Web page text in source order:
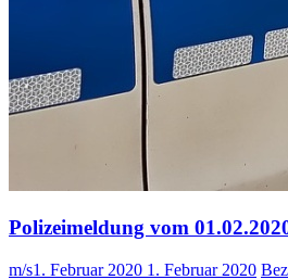
Polizeimeldung vom
m/s1. Februar 2020 1. Februar 2020